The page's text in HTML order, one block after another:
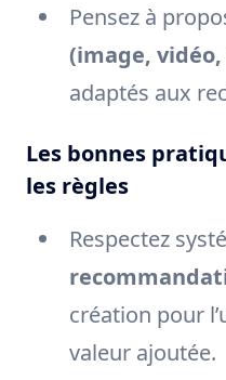
Pensez à
(image,
adaptés aux
Les bonnes
les règles
Respectez
création pour
valeur ajoutée.